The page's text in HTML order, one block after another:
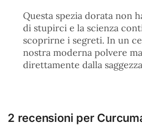
Questa spezia dorata non
di stupirci e la scienza
scoprirne i segreti. In un
nostra moderna polvere
direttamente dalla
2 recensioni per